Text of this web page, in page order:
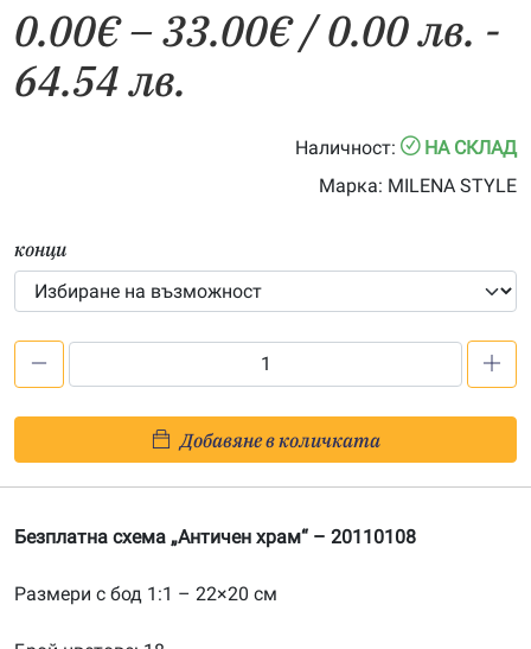
0.00€–33.00€Price
0.00€
through
/ 0.00 лв. -
64.54 лв.
Наличност:
НА СКЛАД
Марка: MILENA STYLE
конци
схема
„Античен
Добавяне в количката
Безплатна схема „Античен храм“ – 20110108
Размери с бод 1:1 – 22×20 см